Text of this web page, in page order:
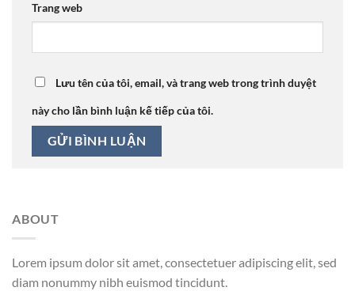
Trang web
Lưu tên của tôi, email, và trang web trong trình duyệt
này cho lần bình luận kế tiếp của tôi.
ABOUT
Lorem ipsum dolor sit amet, consectetuer adipiscing elit, sed
diam nonummy nibh euismod tincidunt.